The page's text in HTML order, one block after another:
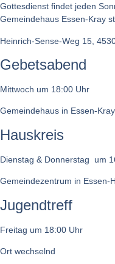
Gottesdienst findet jeden
Gemeindehaus Essen-Kray
Heinrich-Sense-Weg 15,
Gebetsabend
Mittwoch um 18:00 Uhr
Gemeindehaus in Essen-Kray
Hauskreis
Dienstag & Donnerstag um
Gemeindezentrum in Essen-
Jugendtreff
Freitag um 18:00 Uhr
Ort wechselnd